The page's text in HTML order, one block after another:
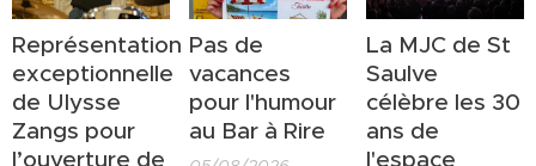
Représentation
exceptionnelle
de Ulysse
Zangs pour
l’ouverture de
Pas de
vacances
pour l'humour
au Bar à Rire
La MJC de St
Saulve
célèbre les 30
ans de
l'espace